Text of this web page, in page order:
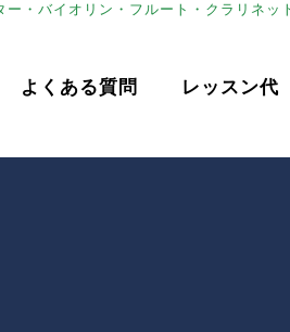
ー・バイオリン・フルート・クラリネッ
よくある質問 レッスン代